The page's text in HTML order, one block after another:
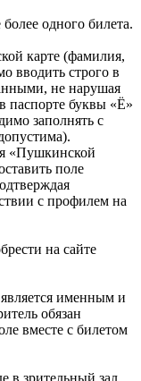
одного билета.
карте (фамилия,
вводить строго в
не нарушая
паспорте буквы «Ё»
заполнять с
«Пушкинской
поле
с профилем на
на сайте
именным и
обязан
вместе с билетом
в зрительный зал